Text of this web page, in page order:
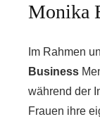
Monika
Im Rahmen
Business
während der
Frauen ihre